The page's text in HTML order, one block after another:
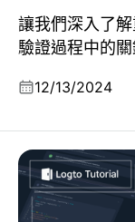
讓我們深入了
驗證過程中的
12/13/2024
如何在 Logto 中